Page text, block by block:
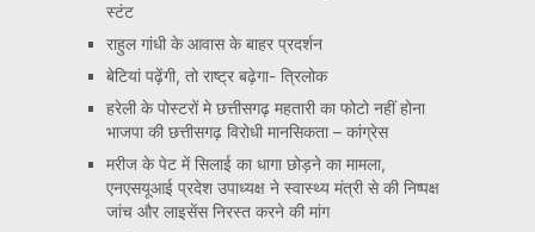
स्टंट
राहुल गांधी के आवास के बाहर प्रदर्शन
बेटियां पढ़ेंगी, तो राष्ट्र बढ़ेगा- त्रिलोक
हरेली के पोस्टरों मे छत्तीसगढ़ महतारी का फोटो नहीं होना
भाजपा की छत्तीसगढ़ विरोधी मानसिकता – कांग्रेस
मरीज के पेट में सिलाई का धागा छोड़ने का मामला,
एनएसयूआई प्रदेश उपाध्यक्ष ने स्वास्थ्य मंत्री से की निष्पक्ष
जांच और लाइसेंस निरस्त करने की मांग